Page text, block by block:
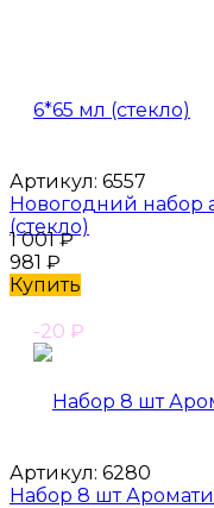
Артикул: 6557
Новогодний набор
(стекло)
1 001₽
981 ₽
Купить
-20 ₽
Артикул: 6280
Набор 8 шт